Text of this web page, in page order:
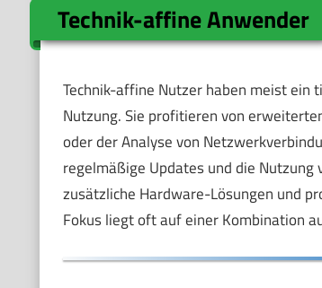
Technik-affine Anwender
Technik-affine Nutzer haben meist ein
Nutzung. Sie profitieren von
oder der Analyse von
regelmäßige Updates und die
zusätzliche Hardware-Lösungen und
Fokus liegt oft auf einer Kombination